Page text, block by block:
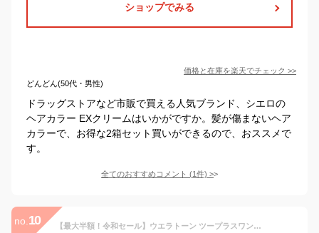
ショップでみる
価格と在庫を楽天でチェック >>
どんどん(50代・男性)
ドラッグストアなど市販で買える人気ブランド、シエロの
ヘアカラー EXクリームはいかがですか。髪が傷まないヘア
カラーで、お得な2箱セット買いができるので、おススメで
す。
全てのおすすめコメント (1件) >
no. 10 【最大半額！令和セール】ウエラトーン ツープラスワン ( 2+1 ) クリーム 5CL （ヘアカラー 白髪染め）( 4056800251148 )